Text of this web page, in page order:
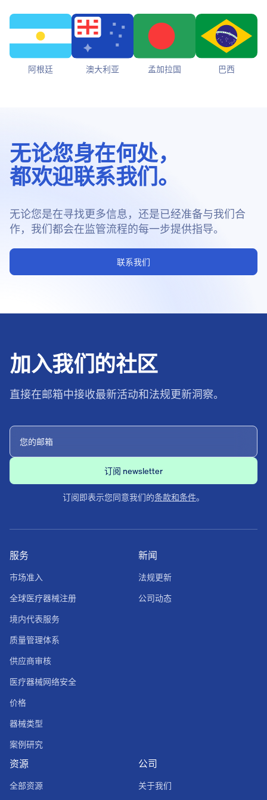
阿根廷 澳大利亚 孟加拉国 巴西
无论您身在何处，
都欢迎联系我们。
无论您是在寻找更多信息，还是已经准备与我们合
作，我们都会在监管流程的每一步提供指导。
联系我们
加入我们的社区
直接在邮箱中接收最新活动和法规更新洞察。
订阅即表示您同意我们的条款和条件。
新闻
法规更新
公司动态
服务
市场准入
全球医疗器械注册
境内代表服务
质量管理体系
供应商审核
医疗器械网络安全
价格
器械类型
案例研究
资源
全部资源
公司
关于我们